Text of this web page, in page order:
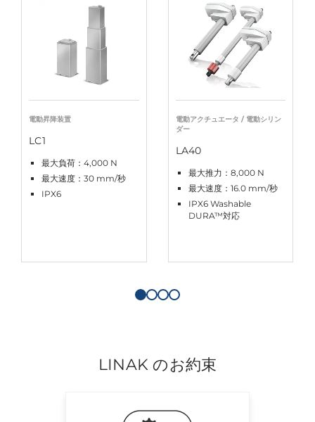
電動昇降装置
LC1
最大負荷：4,000 N
最大速度：30 mm/秒
IPX6
電動アクチュエータ / 電動シリン
ダー
LA40
最大推力：8,000 N
最大速度：16.0 mm/秒
IPX6 Washable
DURA™対応
LINAK のお約束